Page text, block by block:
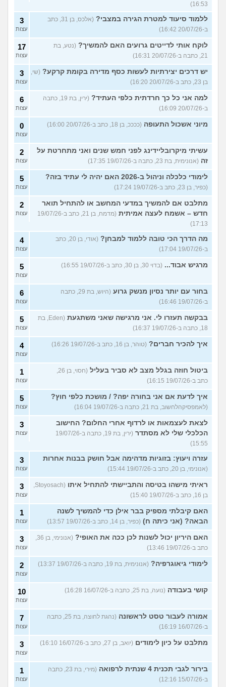
16:53)
ללמוד סיעוד למטרת הגירה במצבי?
(אלכס, בן 31, כתב
ב-20/07/26 16:42)
3
עצות
לוקח אותי לדייטים גרועים האם להמשיך? (נטע, בת
21, כתבה ב-20/07/26 16:31)
17
עצות
יש דרכים יצירתיות לעשות כסף מדירה בקומת קרקע? (שי,
בן 23, כתב ב-20/07/26 16:20)
3
עצות
למה אני כל כך חרדתית כלפי העתיד?
(ירין, בת 19, כתבה
ב-20/07/26 16:09)
6
עצות
מיוני אשכול התעופה (ככככ, בן 18, כתב ב-20/07/26 16:00) 0
עצות
עשיתי מיקרובליידינג לפני חמש שנים ואני מתחרטת על
זה (אנונימית, בת 23, כתבה ב-19/07/26 17:35)
2
עצות
לימודי כלכלה וניהול ב-2026 האם יהיה לי עתיד בזה?
(כפיר, בן 23, כתב ב-19/07/26 17:24)
5
עצות
מתלבט אם להמשיך במדעי המחשב או להתחיל תואר
חדש – אשמח לעצה אמיתית
(מדמח, בן 21, כתב ב-19/07/26
17:13)
2
עצות
מה הדרך הכי טובה ללמוד למבחן?
(אודי, בן 20, כתב
ב-19/07/26 17:04)
4
עצות
מרגיש אבוד... (בדוי 30, בן 30, כתב ב-19/07/26 16:55) 5
עצות
בחור עם יותר נסיון מנשק גרוע
(היוש, בת 29, כתבה
ב-19/07/26 16:46)
6
עצות
בבקשה תעזרו לי. אני מרגישה שאני משתגעת
(Eden, בת
18, כתבה ב-19/07/26 16:37)
5
עצות
איך להכיר חברים? (טוהר, בן 16, כתב ב-19/07/26 16:26) 4
עצות
ביטול חוזה בגלל מצב לא סביר בעליל
(חסוי, בן 26,
כתב ב-19/07/26 16:15)
1
עצות
איך לדעת אם אני בחורה יפה? / מושכת כלפי חוץ?
(לאמפסיקהלחשוב, בת 21, כתבה ב-19/07/26 16:04)
5
עצות
לצאת לעצמאות או לרדוף אחרי החלום? החישוב
הכלכלי שלי לא מסתדר
(ירין, בת 19, כתבה ב-19/07/26
15:55)
3
עצות
עזרה ויעוץ: בזוגיות מדהימה אבל חושק בבנות אחרות
(אנונימי, בן 20, כתב ב-19/07/26 15:44)
3
עצות
ראיתי מישהו בטיסה והתביישתי להתחיל איתו
(Stoyosach,
בן 16, כתב ב-19/07/26 15:40)
3
עצות
האם קיבלתי מספיק בבר אילן כדי להמשיך לשנה
הבאה? (אני כיתה ח) (כפיר, בן 14, כתב ב-19/07/26 13:57)
1
עצות
האם היריון יכול לשנות לכן ככה את האופי?
(אנונימי, בן 36,
כתב ב-19/07/26 13:46)
3
עצות
לימודי גיאוגרפיה? (אנונימית, בת 19, כתבה ב-19/07/26 13:37) 2
עצות
קושי בעבודה (נועה, בת 25, כתבה ב-16/07/26 16:28) 10
עצות
אמורה לעבור טסט לראשונה
(נהגת לחוצה, בת 25, כתבה
ב-16/07/26 16:19)
7
עצות
מתלבט על כיון לימודים (יואב, בן 27, כתב ב-16/07/26 16:10) 3
עצות
בירור לגבי תכנית 4 שנתית לרפואה
(מירי, בת 23, כתבה
ב-15/07/26 12:16)
1
עצות